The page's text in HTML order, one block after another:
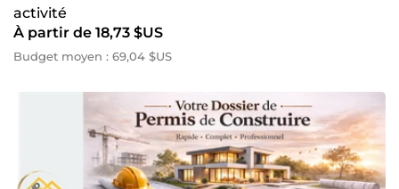
activité
À partir de 18,73 $US
Budget moyen : 69,04 $US